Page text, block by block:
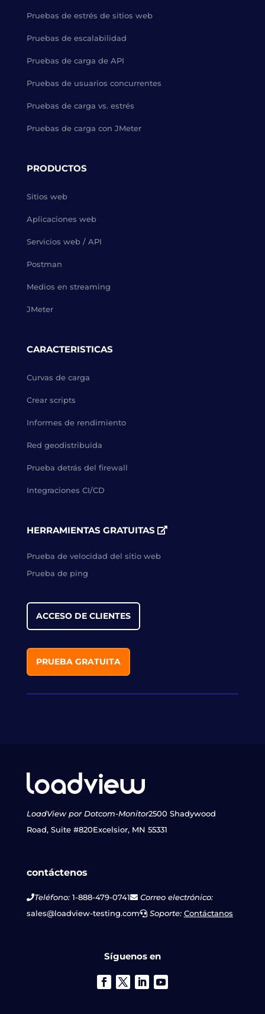
Pruebas de estrés de sitios web
Pruebas de escalabilidad
Pruebas de carga de API
Pruebas de usuarios concurrentes
Pruebas de carga vs. estrés
Pruebas de carga con JMeter
PRODUCTOS
Sitios web
Aplicaciones web
Servicios web / API
Postman
Medios en streaming
JMeter
CARACTERISTICAS
Curvas de carga
Crear scripts
Informes de rendimiento
Red geodistribuida
Prueba detrás del firewall
Integraciones CI/CD
HERRAMIENTAS GRATUITAS
Prueba de velocidad del sitio web
Prueba de ping
ACCESO DE CLIENTES
PRUEBA GRATUITA
LoadView por Dotcom-Monitor2500 Shadywood
Road, Suite #820Excelsior, MN 55331
contáctenos
Teléfono:1-888-479-0741
Correo electrónico:
sales@loadview-testing.com
Soporte: Contáctanos
Síguenos en